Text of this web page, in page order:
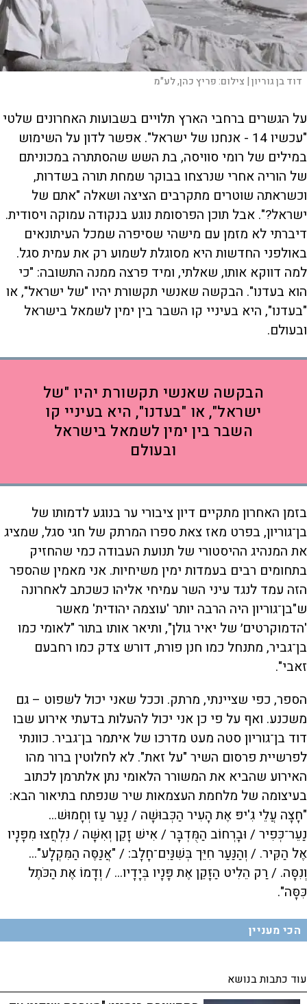
דוד בן גוריון | צילום:פריץ כהן, לע"מ
על הגשרים ברחבי הארץ תלויים בשבועות האחרונים שלטי
"עכשיו 14 - אנחנו של ישראל". אפשר לדון על השימוש
במילים של רומי סוויסה, בת השש שהסתתרה במכוניתם
של הוריה אחרי שנרצחו בבוקר שמחת תורה בשדרות,
וכשראתה שוטרים מתקרבים הציצה ושאלה "אתם של
ישראל?". אבל תוכן הפרסומת נוגע בנקודה עמוקה ויסודית.
דיברתי לא מזמן עם מישהי שסיפרה שמכל העיתונאים
באולפני החדשות היא מסוגלת לשמוע רק את עמית סגל.
למה דווקא אותו, שאלתי, ומיד פרצה ממנה התשובה: "כי
הוא בעדנו". הבקשה שאנשי תקשורת יהיו "של ישראל", או
"בעדנו", היא בעיניי קו השבר בין ימין לשמאל בישראל
ובעולם.
הבקשה שאנשי תקשורת יהיו "של
ישראל", או "בעדנו", היא בעיניי קו
השבר בין ימין לשמאל בישראל
ובעולם
בזמן האחרון מתקיים דיון ציבורי ער בנוגע לדמותו של
בן־גוריון, בפרט מאז צאת ספרו המרתק של חגי סגל, שמציג
את המנהיג ההיסטורי של תנועת העבודה כמי שהחזיק
בתחומים רבים בעמדות ימין משיחיות. אני מאמין שהספר
הזה עמד לנגד עיני השר עמיחי אליהו כשכתב לאחרונה
ש"בן־גוריון היה הרבה יותר 'עוצמה יהודית' מאשר
'הדמוקרטים׳ של יאיר גולן", ותיאר אותו בתור "לאומי כמו
בן־גביר, מתנחל כמו חנן פורת, דורש צדק כמו רחבעם
זאבי".
הספר, כפי שציינתי, מרתק. וככל שאני יכול לשפוט – גם
משכנע. ואף על פי כן אני יכול להעלות בדעתי אירוע שבו
דוד בן־גוריון סטה מעט מדרכו של איתמר בן־גביר. כוונתי
לפרשיית פרסום השיר "על זאת". לא לחלוטין ברור מהו
האירוע שהביא את המשורר הלאומי נתן אלתרמן לכתוב
בעיצומה של מלחמת העצמאות שיר שנפתח בתיאור הבא:
"חָצָה עֲלֵי גִ'יפּ אֶת הָעִיר הַכְּבוּשָׁה / נַעַר עַז וְחָמוּשׁ...
נַעֵר־כְּפִיר / וּבָרְחוֹב הַמֻּדְבָּר / אִישׁ זָקֵן וְאִשָּׁה / נִלְחֲצוּ מִפָּנָיו
אֶל הַקִּיר. / וְהַנַּעַר חִיֵּך בְּשִׁנַּיִם־חָלָב: / "אֲנַסֶּה הַמִּקְלָע"...
וְנִסָּה. / רַק הֵלִיט הַזָּקֵן אֶת פָּנָיו בְּיָדָיו... / וְדָמוֹ אֶת הַכֹּתֶל
כִּסָּה".
הכי מעניין
עוד כתבות בנושא